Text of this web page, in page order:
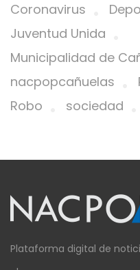
Coronavirus
Juventud Unida
Municipalidad de
nacpopcañuelas
Robo
sociedad
Plataforma digital de